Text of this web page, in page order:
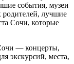
события, музеи
лучшие
Сочи, которые
— концерты,
экскурсий, места,